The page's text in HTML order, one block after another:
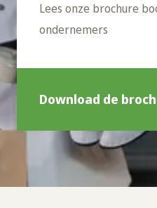
Lees onze brochure
ondernemers
Download de